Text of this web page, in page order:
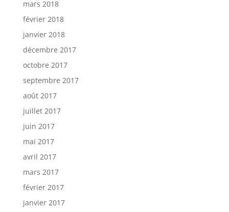
mars 2018
février 2018
janvier 2018
décembre 2017
octobre 2017
septembre 2017
août 2017
juillet 2017
juin 2017
mai 2017
avril 2017
mars 2017
février 2017
janvier 2017